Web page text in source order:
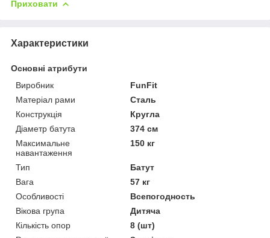
Приховати
Характеристики
Основні атрибути
Виробник
FunFit
Матеріал рами
Сталь
Конструкція
Кругла
Діаметр батута
374 см
Максимальне
навантаження
150 кг
Тип
Батут
Вага
57 кг
Особливості
Всепогодность
Вікова група
Дитяча
Кількість опор
8 (шт)